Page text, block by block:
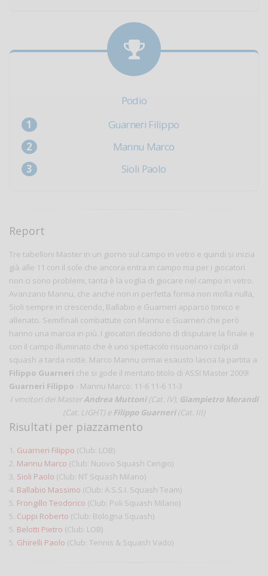
Podio
Guarneri Filippo
Mannu Marco
Sioli Paolo
Report
Tre tabelloni Master in un giorno sul campo in vetro e quindi si inizia
già alle 11 con il sole che ancora entra in campo ma per i giocatori
non ci sono problemi, tanta è la voglia di giocare nel campo in vetro.
Avanzano Mannu, che anche non in perfetta forma non molla nulla,
Sioli sempre in crescendo, Ballabio e Guarneri apparso tonico e
allenato. Semifinali combattute con Mannu e Guarneri che però
hanno una marcia in più. I giocatori decidono di disputare la finale e
con il campo illuminato che è uno spettacolo risuonano i colpi di
squash a tarda notte. Marco Mannu ormai esausto lascia la partita a
Filippo Guarneri che si gode il meritato titolo di ASSI Master 2009!
Guarneri Filippo - Mannu Marco: 11-6 11-6 11-3
I vincitori dei MasterAndrea Muttoni(Cat. IV), Giampietro Morandi
(Cat. LIGHT) eFilippo Guarneri(Cat. III)
Risultati per piazzamento
1. Guarneri Filippo (Club: LOB)
2. Mannu Marco (Club: Nuovo Squash Cengio)
3. Sioli Paolo (Club: NT Squash Milano)
4. Ballabio Massimo (Club: A.S.S.I. Squash Team)
5. Frongillo Teodorico (Club: Poli Squash Milano)
5. Cuppi Roberto (Club: Bologna Squash)
5. Belotti Pietro (Club: LOB)
5. Ghirelli Paolo (Club: Tennis & Squash Vado)